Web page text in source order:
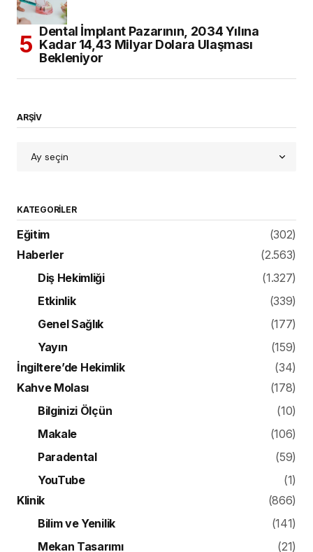
Dental İmplant Pazarının, 2034 Yılına
Kadar 14,43 Milyar Dolara Ulaşması
Bekleniyor
ARŞİV
KATEGORILER
Eğitim
(302)
Haberler
(2.563)
Diş Hekimliği
(1.327)
Etkinlik
(339)
Genel Sağlık
(177)
Yayın
(159)
İngiltere’de Hekimlik
(34)
Kahve Molası
(178)
Bilginizi Ölçün
(10)
Makale
(106)
Paradental
(59)
YouTube
(1)
Klinik
(866)
Bilim ve Yenilik
(141)
Mekan Tasarımı
(21)